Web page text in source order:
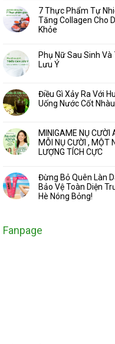
7 Thực Phẩm Tự
Tăng Collagen Cho
Khỏe
Phụ Nữ Sau Sinh Và
Lưu Ý
Điều Gì Xảy Ra Với
Uống Nước Cốt Nhàu
MINIGAME NỤ CƯỜI
MỖI NỤ CƯỜI , MỘT
LƯỢNG TÍCH CỰC
Đừng Bỏ Quên Làn
Bảo Vệ Toàn Diện
Hè Nóng Bỏng!
Fanpage